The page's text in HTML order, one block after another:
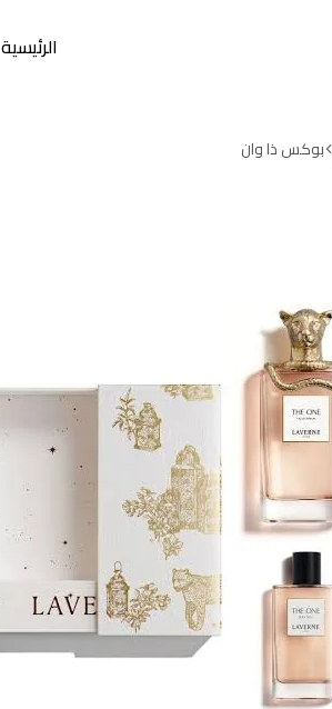
الرئيسية
بوكس ذا وان